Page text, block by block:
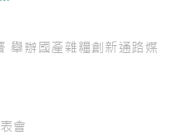
舉辦國產雜糧創新通路媒
會